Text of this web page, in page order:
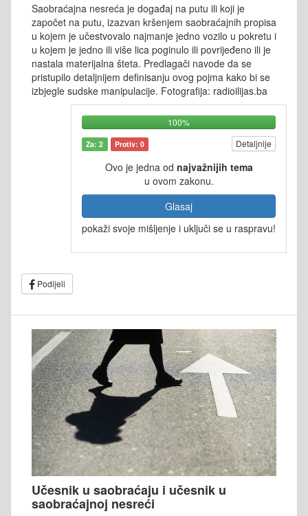
Saobraćajna nesreća je događaj na putu ili koji je
započet na putu, izazvan kršenjem saobraćajnih propisa
u kojem je učestvovalo najmanje jedno vozilo u pokretu i
u kojem je jedno ili više lica poginulo ili povrijeđeno ili je
nastala materijalna šteta. Predlagači navode da se
pristupilo detaljnijem definisanju ovog pojma kako bi se
izbjegle sudske manipulacije. Fotografija: radioilijas.ba
100%
Za: 2 Protiv: 0 Detaljnije
Ovo je jedna od najvažnijih tema
u ovom zakonu.
Glasaj
pokaži svoje mišljenje i uključi se u raspravu!
Podijeli
Učesnik u saobraćaju i učesnik u
saobraćajnoj nesreći